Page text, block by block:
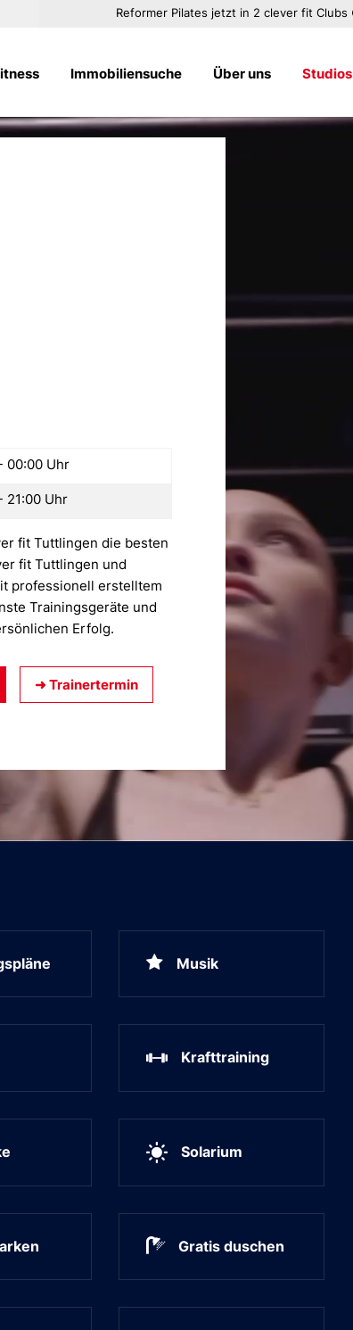
Reformer Pilates jetzt in 2 clever fit Clubs
Immobilien­suche Über uns Studios
00:00 Uhr
21:00 Uhr
fit Tuttlingen die besten
fit Tuttlingen und
professionell erstelltem
Trainingsgeräte und
Erfolg.
➜ Trainertermin
Musik
Krafttraining
Solarium
Gratis duschen